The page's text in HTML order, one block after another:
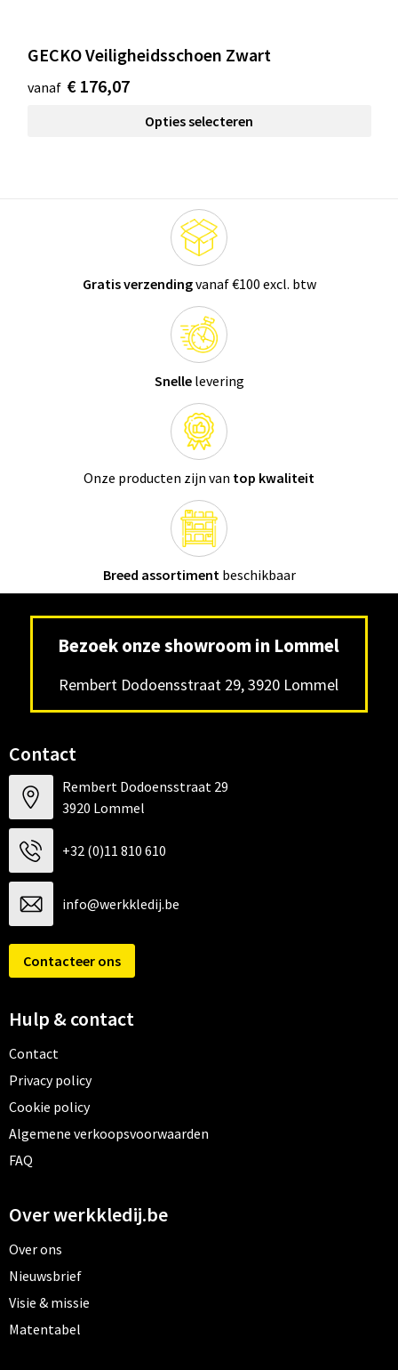
GECKO Veiligheidsschoen Zwart
vanaf € 176,07
Opties selecteren
Gratis verzendingvanaf €100 excl. btw
Snellelevering
Onze producten zijn van top kwaliteit
Breed assortiment beschikbaar
Bezoek onze showroom in Lommel
Rembert Dodoensstraat 29, 3920 Lommel
Contact
Rembert Dodoensstraat 29
3920 Lommel
+32 (0)11 810 610
info@werkkledij.be
Contacteer ons
Hulp & contact
Contact
Privacy policy
Cookie policy
Algemene verkoopsvoorwaarden
FAQ
Over werkkledij.be
Over ons
Nieuwsbrief
Visie & missie
Matentabel